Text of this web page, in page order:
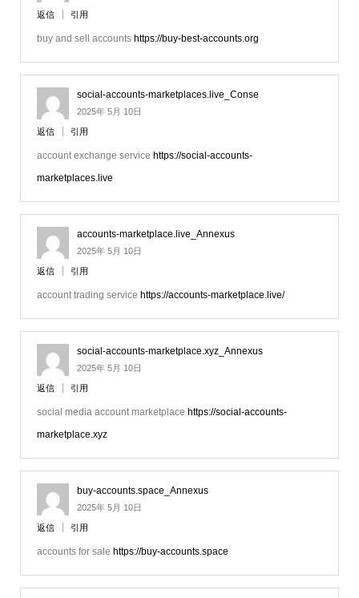
返信 引用
buy and sell accounts https://buy-best-accounts.org
social-accounts-marketplaces.live_Conse
2025年 5月 10日
返信 引用
account exchange service https://social-accounts-
marketplaces.live
accounts-marketplace.live_Annexus
2025年 5月 10日
返信 引用
account trading service https://accounts-marketplace.live/
social-accounts-marketplace.xyz_Annexus
2025年 5月 10日
返信 引用
social media account marketplace https://social-accounts-
marketplace.xyz
buy-accounts.space_Annexus
2025年 5月 10日
返信 引用
accounts for sale https://buy-accounts.space